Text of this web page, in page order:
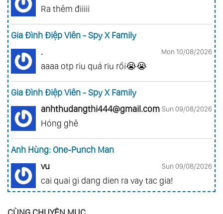
Ra thêm điiiii
Gia Đình Điệp Viên - Spy X Family
.
Mon 10/08/2026
aaaa otp riu quá riu rồi😭😭
Gia Đình Điệp Viên - Spy X Family
anhthudangthi444@gmail.com Sun 09/08/2026
Hóng ghê
Anh Hùng: One-Punch Man
vu
Sun 09/08/2026
cai quai gi dang dien ra vay tac gia!
Đảo Hải Tặc - One Piece